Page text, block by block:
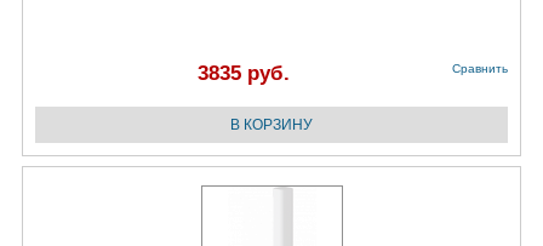
3835 руб. Сравнить